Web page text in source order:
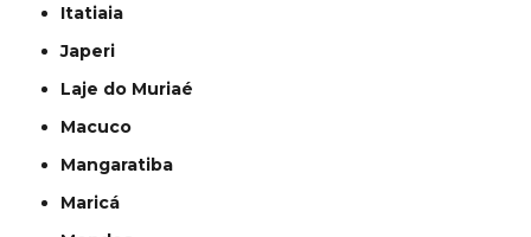
Itatiaia
Japeri
Laje do Muriaé
Macuco
Mangaratiba
Maricá